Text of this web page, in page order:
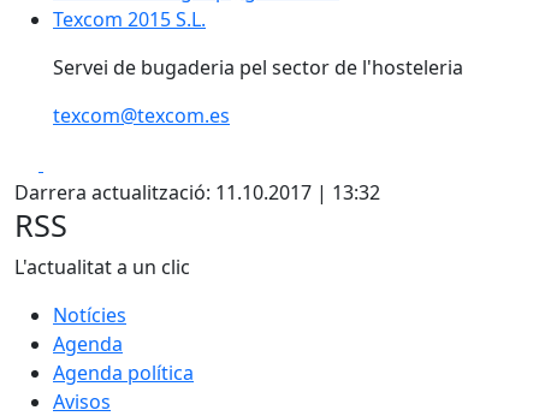
Texcom 2015 S.L.
Servei de bugaderia pel sector de l'hosteleria
texcom@texcom.es
Darrera actualització: 11.10.2017 | 13:32
RSS
L'actualitat a un clic
Notícies
Agenda
Agenda política
Avisos